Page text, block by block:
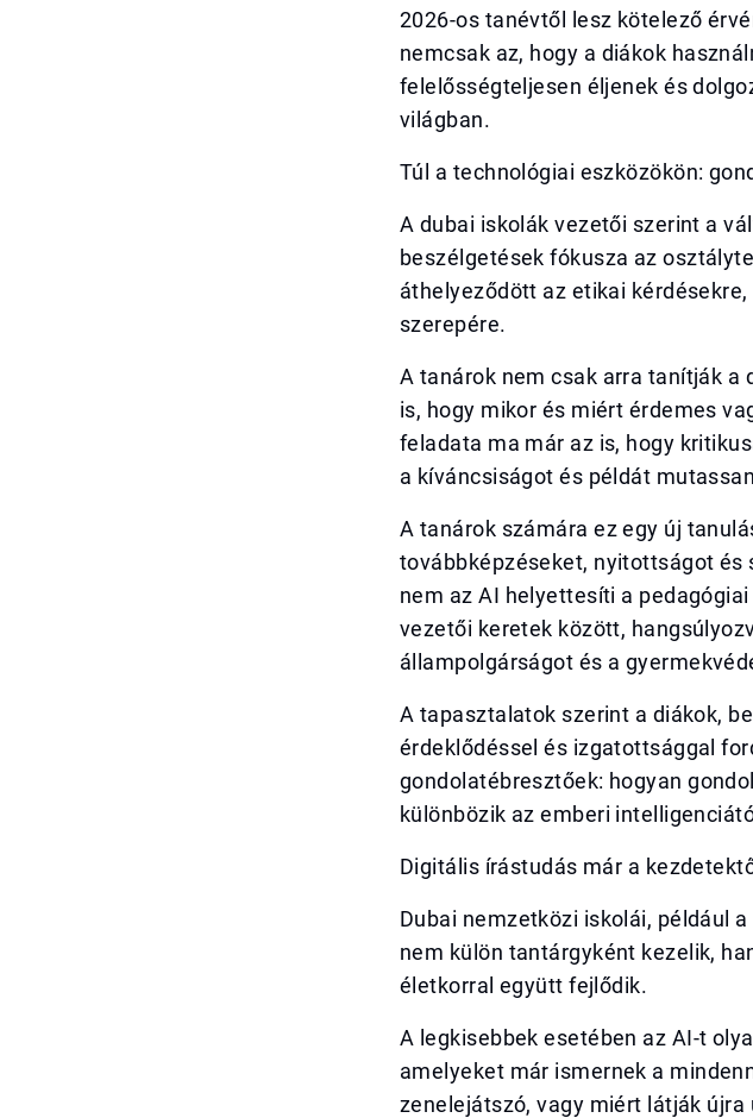
2026-os tanévtől lesz kötelező
nemcsak az, hogy a diákok
felelősségteljesen éljenek és
világban.
Túl a technológiai eszközökön:
A dubai iskolák vezetői szerint a
beszélgetések fókusza az
áthelyeződött az etikai
szerepére.
A tanárok nem csak arra tanítják a
is, hogy mikor és miért érdemes
feladata ma már az is, hogy
a kíváncsiságot és példát
A tanárok számára ez egy új
továbbképzéseket, nyitottságot
nem az AI helyettesíti a
vezetői keretek között,
állampolgárságot és a
A tapasztalatok szerint a diákok,
érdeklődéssel és izgatottsággal
gondolatébresztőek: hogyan
különbözik az emberi
Digitális írástudás már a
Dubai nemzetközi iskolái, például
nem külön tantárgyként kezelik,
életkorral együtt fejlődik.
A legkisebbek esetében az AI-t
amelyeket már ismernek a
zenelejátszó, vagy miért látják